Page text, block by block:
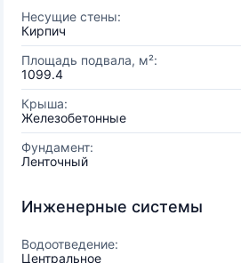
Несущие стены:
Кирпич
Площадь подвала, м²:
1099.4
Крыша:
Железобетонные
Фундамент:
Ленточный
Инженерные системы
Водоотведение:
Центральное